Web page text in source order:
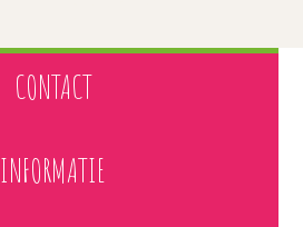
CONTACT
INFORMATIE